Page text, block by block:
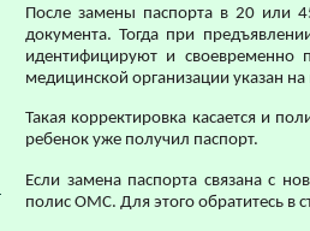
После замены паспорта в 20 или
документа. Тогда при
идентифицируют и своевременно
медицинской организации указан
Такая корректировка касается и
ребенок уже получил паспорт.
Если замена паспорта связана с
полис ОМС. Для этого обратитесь